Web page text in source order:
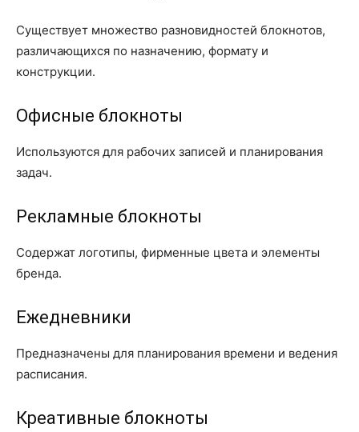
Существует множество разновидностей блокнотов,
различающихся по назначению, формату и
конструкции.
Офисные блокноты
Используются для рабочих записей и планирования
задач.
Рекламные блокноты
Содержат логотипы, фирменные цвета и элементы
бренда.
Ежедневники
Предназначены для планирования времени и ведения
расписания.
Креативные блокноты